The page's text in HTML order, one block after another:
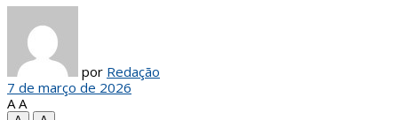
por Redação
7 de março de 2026
A A